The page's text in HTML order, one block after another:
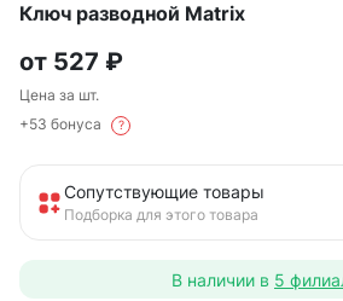
Ключ разводной Matrix
от 527 ₽
Цена за шт.
+53 бонуса
?
Сопутствующие товары
Подборка для этого товара
В наличии в 5